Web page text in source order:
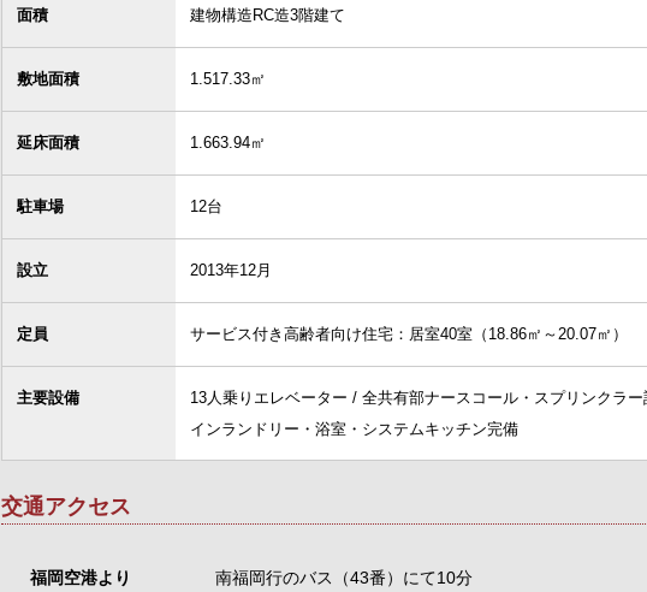
面積 建物構造RC造3階建て
敷地面積 1.517.33㎡
延床面積 1.663.94㎡
駐車場 12台
設立 2013年12月
定員 サービス付き高齢者向け住宅：居室40室（18.86㎡～20.07㎡）
主要設備
13人乗りエレベーター / 全共有部ナースコール・スプリンクラ
インランドリー・浴室・システムキッチン完備
交通アクセス
福岡空港より
南福岡行のバス（43番）にて10分